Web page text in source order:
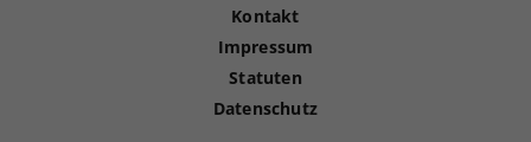
Kontakt
Impressum
Statuten
Datenschutz